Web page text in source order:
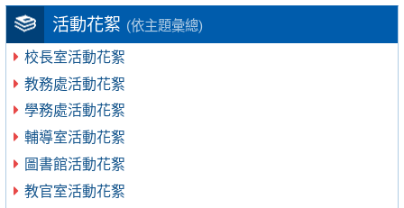
活動花絮 (依主題彙總)
校長室活動花絮
教務處活動花絮
學務處活動花絮
輔導室活動花絮
圖書館活動花絮
教官室活動花絮